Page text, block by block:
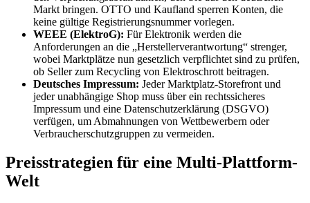
Markt bringen. OTTO und Kaufland sperren Konten, die
keine gültige Registrierungsnummer vorlegen.
WEEE (ElektroG): Für Elektronik werden die
Anforderungen an die „Herstellerverantwortung“ strenger,
wobei Marktplätze nun gesetzlich verpflichtet sind zu prüfen,
ob Seller zum Recycling von Elektroschrott beitragen.
Deutsches Impressum: Jeder Marktplatz-Storefront und
jeder unabhängige Shop muss über ein rechtssicheres
Impressum und eine Datenschutzerklärung (DSGVO)
verfügen, um Abmahnungen von Wettbewerbern oder
Verbraucherschutzgruppen zu vermeiden.
Preisstrategien für eine Multi-Plattform-
Welt